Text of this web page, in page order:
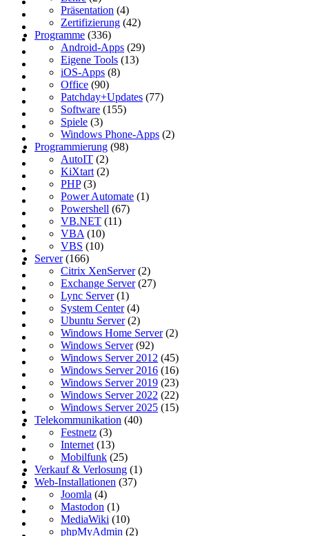
Präsentation (4)
Zertifizierung (42)
Programme (336)
Android-Apps (29)
Eigene Tools (13)
iOS-Apps (8)
Office (90)
Patchday+Updates (77)
Software (155)
Spiele (3)
Windows Phone-Apps (2)
Programmierung (98)
AutoIT (2)
KiXtart (2)
PHP(3)
Power Automate (1)
Powershell (67)
VB.NET (11)
VBA (10)
VBS (10)
Server(166)
Citrix XenServer(2)
Exchange Server(27)
Lync Server(1)
System Center(4)
Ubuntu Server(2)
Windows Home Server(2)
Windows Server(92)
Windows Server 2012 (45)
Windows Server 2016 (16)
Windows Server 2019 (23)
Windows Server 2022 (22)
Windows Server 2025 (15)
Telekommunikation (40)
Festnetz (3)
Internet (13)
Mobilfunk (25)
Verkauf & Verlosung (1)
Web-Installationen (37)
Joomla (4)
Mastodon (1)
MediaWiki (10)
phpMyAdmin (2)